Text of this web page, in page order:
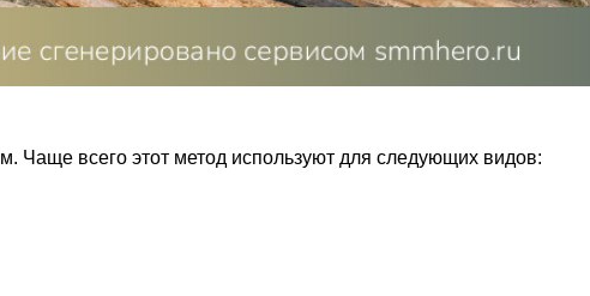
который позволяет получить новые экземпляры без семян.
Чаще всего этот метод используют для следующих видов: